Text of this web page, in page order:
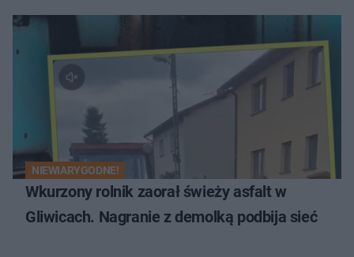
NIEWIARYGODNE!
Wkurzony rolnik zaorał świeży asfalt w
Gliwicach. Nagranie z demolką podbija sieć